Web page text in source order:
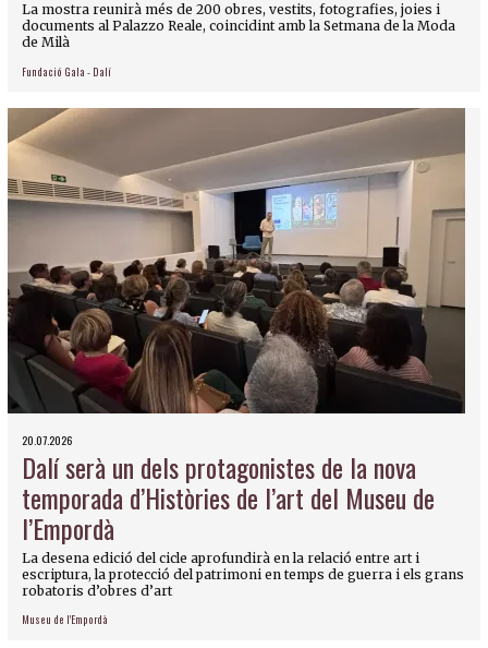
La mostra reunirà més de 200 obres, vestits, fotografies, joies i
documents al Palazzo Reale, coincidint amb la Setmana de la Moda
de Milà
Fundació Gala - Dalí
20.07.2026
Dalí serà un dels protagonistes de la nova
temporada d’Històries de l’art del Museu de
l’Empordà
La desena edició del cicle aprofundirà en la relació entre art i
escriptura, la protecció del patrimoni en temps de guerra i els grans
robatoris d’obres d’art
Museu de l'Empordà